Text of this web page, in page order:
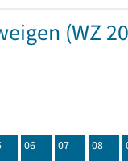
(WZ
06 07 08